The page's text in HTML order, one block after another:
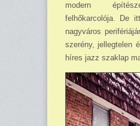
modern
felhőkarcolója. De
nagyváros
szerény, jellegtelen
híres jazz szak­lap